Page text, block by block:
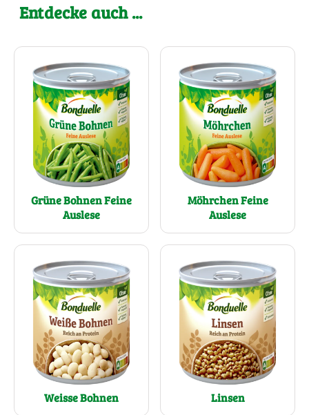
Entdecke auch ...
Grüne Bohnen Feine
Auslese
Möhrchen Feine
Auslese
Weisse Bohnen Linsen